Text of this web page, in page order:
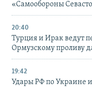
«Самообороны
20:40
Турция и Ирак ведут
Ормузскому проливу
19:42
Удары РФ по Украине